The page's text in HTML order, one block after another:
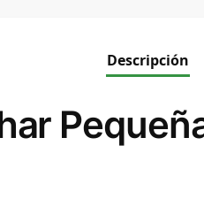
Descripción